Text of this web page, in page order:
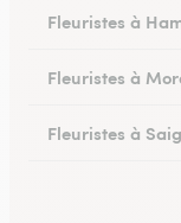
Fleuristes à
Fleuristes à
Fleuristes à